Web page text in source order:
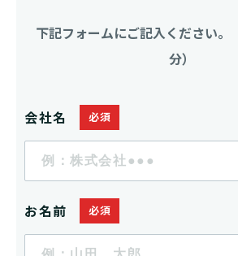
下記フォームにご記入ください。
分）
会社名
お名前